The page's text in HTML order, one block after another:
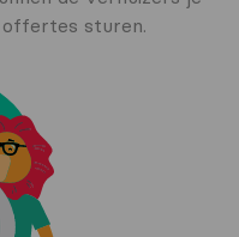
offertes sturen.